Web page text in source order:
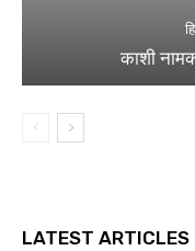
काशी
LATEST ARTICLES